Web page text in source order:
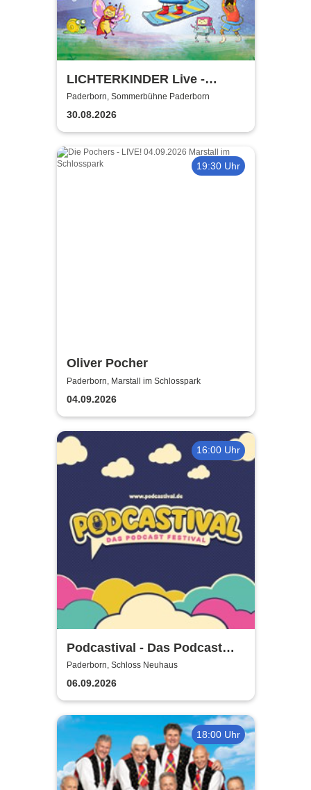
LICHTERKINDER Live -
Millionen Sterne Tour 2026
Paderborn, Sommerbühne Paderborn
30.08.2026
19:30 Uhr
Oliver Pocher
Paderborn, Marstall im Schlosspark
04.09.2026
16:00 Uhr
Podcastival - Das Podcast
Festival
Paderborn, Schloss Neuhaus
06.09.2026
18:00 Uhr